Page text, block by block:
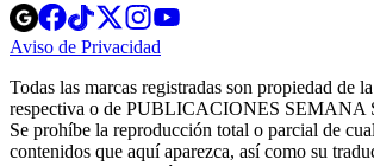
Opens
in
new
Opens
in
new
Opens
in
new
window
Opens
new
windowwindow
Aviso de Privacidad
new
window
Todas las marcas registradas son propiedad de
respectiva o de PUBLICACIONES SEMANA
Se prohíbe la reproducción total o parcial de
contenidos que aquí aparezca, así como su